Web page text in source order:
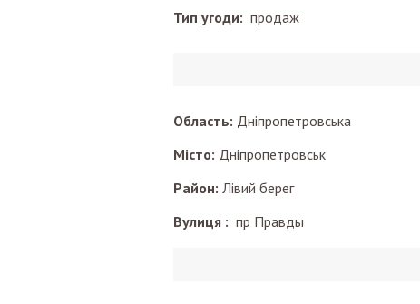
Тип угоди: продаж
Область: Дніпропетровська
Місто: Дніпропетровськ
Район: Лівий берег
Вулиця : пр Правды